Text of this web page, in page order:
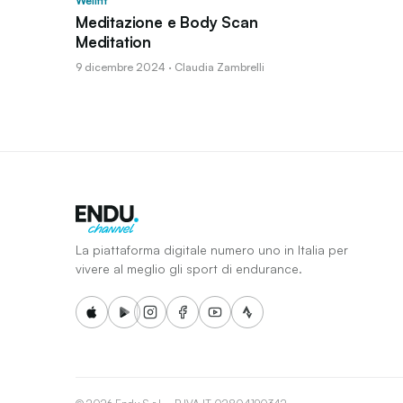
Meditazione e Body Scan
Meditation
9 dicembre 2024 · Claudia Zambrelli
La piattaforma digitale numero uno in Italia per
vivere al meglio gli sport di endurance.